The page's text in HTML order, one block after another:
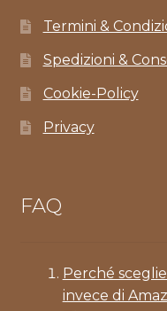
Termini &
Spedizioni &
Cookie-Policy
Privacy
FAQ
Perché
invece di